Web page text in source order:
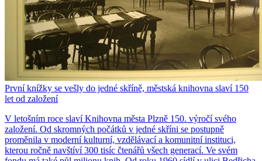
První knížky se vešly do jedné skříně, městská knihovna slaví 150
let od založení
V letošním roce slaví Knihovna města Plzně 150. výročí svého
založení. Od skromných počátků v jedné skříni se postupně
proměnila v moderní kulturní, vzdělávací a komunitní instituci,
kterou ročně navštíví 300 tisíc čtenářů všech generací. Ve svém